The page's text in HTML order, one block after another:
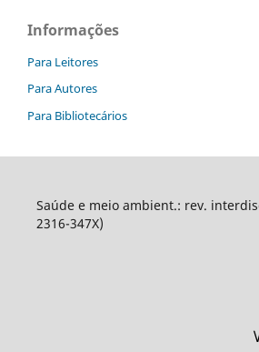
Informações
Para Leitores
Para Autores
Para Bibliotecários
Saúde e meio ambient.: rev.
2316-347X)